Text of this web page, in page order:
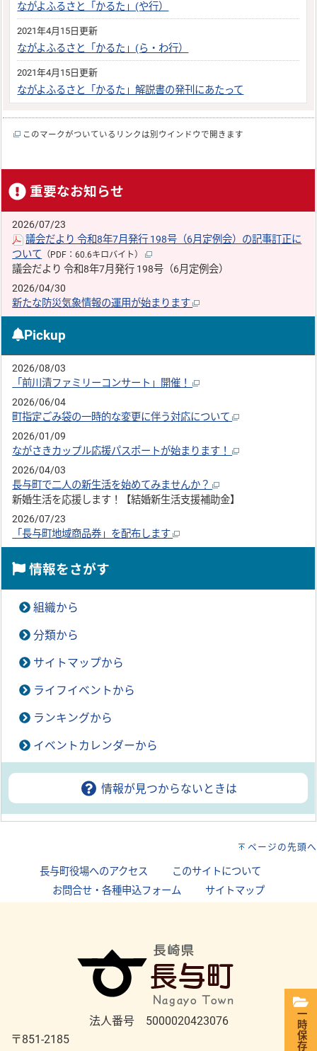
ながよふるさと「かるた」(や行）
2021年4月15日更新
ながよふるさと「かるた」(ら・わ行）
2021年4月15日更新
ながよふるさと「かるた」解説書の発刊にあたって
このマークがついているリンクは別ウインドウで開きます
重要なお知らせ
2026/07/23
議会だより 令和8年7月発行 198号（6月定例会）の記事訂正に
ついて （PDF：60.6キロバイト）
議会だより 令和8年7月発行 198号（6月定例会）
2026/04/30
新たな防災気象情報の運用が始まります
Pickup
2026/08/03
「前川清ファミリーコンサート」開催！
2026/06/04
町指定ごみ袋の一時的な変更に伴う対応について
2026/01/09
ながさきカップル応援パスポートが始まります！
2026/04/03
長与町で二人の新生活を始めてみませんか？
新婚生活を応援します！【結婚新生活支援補助金】
2026/07/23
「長与町地域商品券」を配布します
情報をさがす
組織から
分類から
サイトマップから
ライフイベントから
ランキングから
イベントカレンダーから
情報が見つからないときは
ページの先頭へ
長与町役場へのアクセス このサイトについて
お問合せ・各種申込フォーム
サイトマップ
法人番号 5000020423076
〒851-2185
一時保存